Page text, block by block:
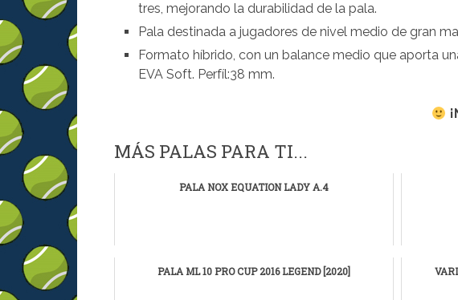
tres, mejorando la durabilidad de la pala.
Pala destinada a jugadores de nivel medio de gran
Formato híbrido, con un balance medio que aporta
EVA Soft. Perfíl:38 mm.
MÁS PALAS PARA TI...
PALA NOX EQUATION LADY A.4
PALA ML 10 PRO CUP 2016 LEGEND [2020]